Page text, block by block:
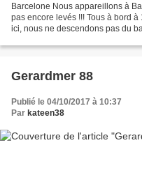
Barcelone Nous appareillons à
pas encore levés !!! Tous à bord
ici, nous ne descendons pas du
Gerardmer 88
Publié le 04/10/2017 à 10:37
Par kateen38